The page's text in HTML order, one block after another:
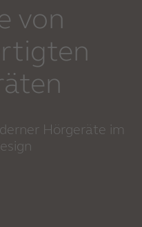
von
Hörgeräte im